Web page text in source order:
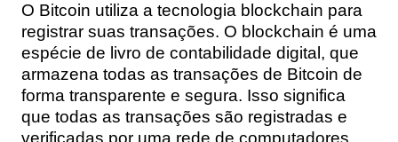
O Bitcoin utiliza a tecnologia blockchain para
registrar suas transações. O blockchain é uma
espécie de livro de contabilidade digital, que
armazena todas as transações de Bitcoin de
forma transparente e segura. Isso significa
que todas as transações são registradas e
verificadas por uma rede de computadores,